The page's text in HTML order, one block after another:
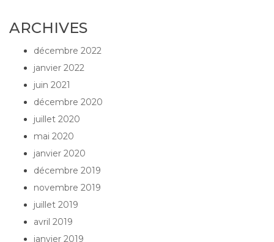
ARCHIVES
décembre 2022
janvier 2022
juin 2021
décembre 2020
juillet 2020
mai 2020
janvier 2020
décembre 2019
novembre 2019
juillet 2019
avril 2019
janvier 2019